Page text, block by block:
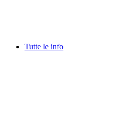
Tutte le info